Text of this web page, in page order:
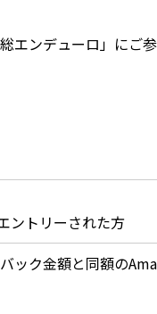
エンデューロ」にご
ントリーされた方
ック金額と同額の